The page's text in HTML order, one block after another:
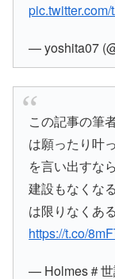
— yoshita07
この記事の筆
は願ったり叶
を言い出すな
建設もなくな
は限りなくあ
https://t.co/
— Holmes＃